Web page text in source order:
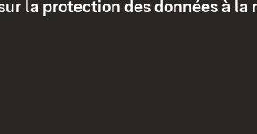
la protection des données à la